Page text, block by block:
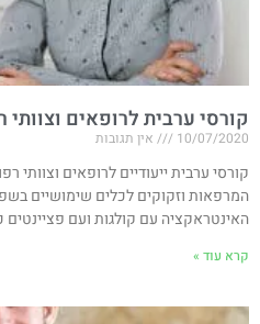
קורסי ערבית לרופאים וצוותי
10/07/2020 אין תגובות
קורסי ערבית ייעודיים לרופאים וצוותי
המרפאות וזקוקים לכלים שימושיים
האינטראקציה עם קולגות ועם
קרא עוד »